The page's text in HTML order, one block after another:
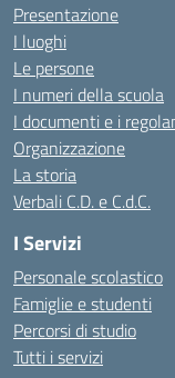
Presentazione
I luoghi
Le persone
I numeri della scuola
I documenti e i
Organizzazione
La storia
Verbali C.D. e C.d.C.
I Servizi
Personale scolastico
Famiglie e studenti
Percorsi di studio
Tutti i servizi